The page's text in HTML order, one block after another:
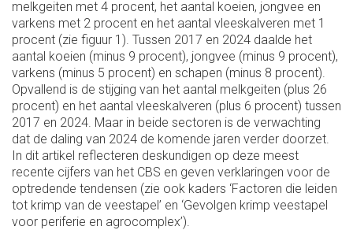
melkgeiten met 4 procent, het aantal koeien, jongvee en
varkens met 2 procent en het aantal vleeskalveren met 1
procent (zie figuur 1). Tussen 2017 en 2024 daalde het
aantal koeien (minus 9 procent), jongvee (minus 9 procent),
varkens (minus 5 procent) en schapen (minus 8 procent).
Opvallend is de stijging van het aantal melkgeiten (plus 26
procent) en het aantal vleeskalveren (plus 6 procent) tussen
2017 en 2024. Maar in beide sectoren is de verwachting
dat de daling van 2024 de komende jaren verder doorzet.
In dit artikel reflecteren deskundigen op deze meest
recente cijfers van het CBS en geven verklaringen voor de
optredende tendensen (zie ook kaders ‘Factoren die leiden
tot krimp van de veestapel’ en ‘Gevolgen krimp veestapel
voor periferie en agrocomplex’).